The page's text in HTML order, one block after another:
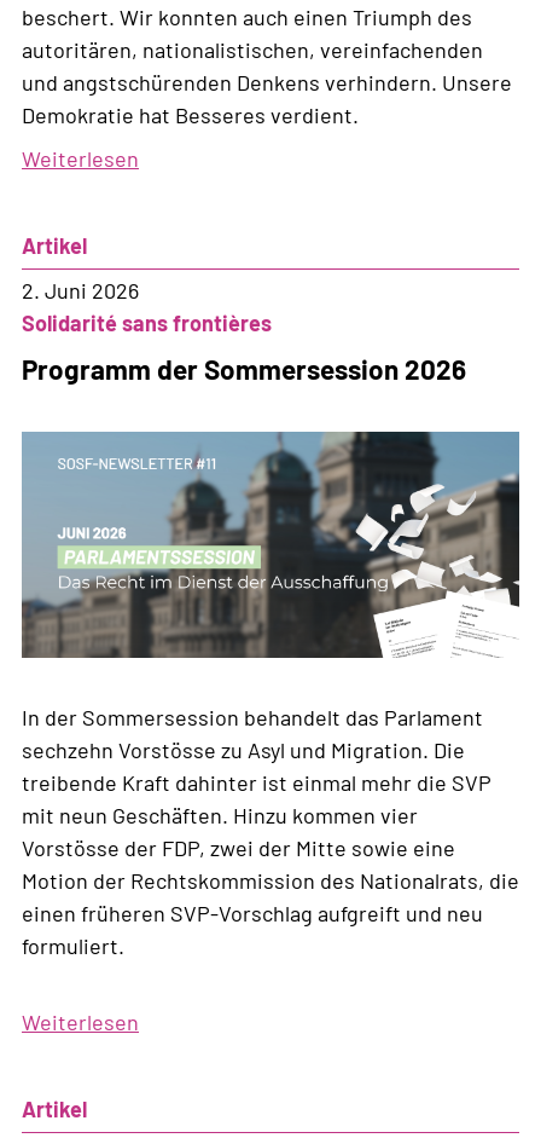
beschert. Wir konnten auch einen Triumph des
autoritären, nationalistischen, vereinfachenden
und angstschürenden Denkens verhindern. Unsere
Demokratie hat Besseres verdient.
Weiterlesen
Artikel
2. Juni 2026
Solidarité sans frontières
Programm der Sommersession 2026
In der Sommersession behandelt das Parlament
sechzehn Vorstösse zu Asyl und Migration. Die
treibende Kraft dahinter ist einmal mehr die SVP
mit neun Geschäften. Hinzu kommen vier
Vorstösse der FDP, zwei der Mitte sowie eine
Motion der Rechtskommission des Nationalrats, die
einen früheren SVP-Vorschlag aufgreift und neu
formuliert.
Weiterlesen
Artikel